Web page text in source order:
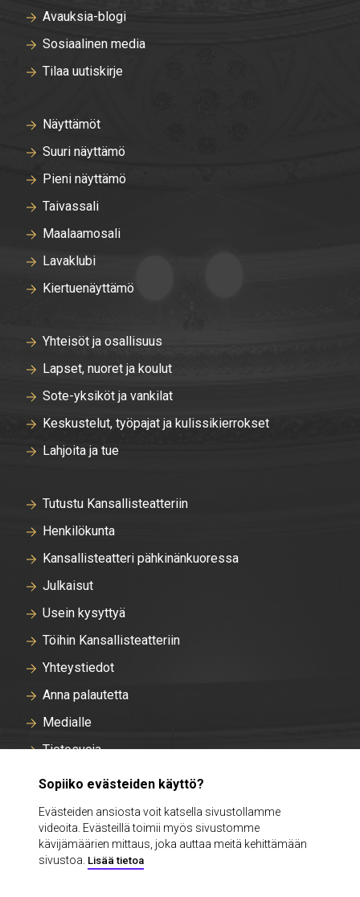
Avauksia-blogi
Sosiaalinen media
Tilaa uutiskirje
Näyttämöt
Suuri näyttämö
Pieni näyttämö
Taivassali
Maalaamosali
Lavaklubi
Kiertuenäyttämö
Yhteisöt ja osallisuus
Lapset, nuoret ja koulut
Sote-yksiköt ja vankilat
Keskustelut, työpajat ja kulissikierrokset
Lahjoita ja tue
Tutustu Kansallisteatteriin
Henkilökunta
Kansallisteatteri pähkinänkuoressa
Julkaisut
Usein kysyttyä
Töihin Kansallisteatteriin
Yhteystiedot
Anna palautetta
Medialle
Tietosuoja
Tallentavan kameravalvonnan rekisteriseloste
Evästeasetukset
Intra
Sopiiko evästeiden käyttö?
Evästeiden ansiosta voit katsella sivustollamme
videoita. Evästeillä toimii myös sivustomme
kävijämäärien mittaus, joka auttaa meitä kehittämään
sivustoa. Lisää tietoa